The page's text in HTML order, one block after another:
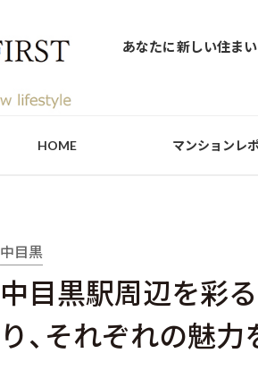
あなたに新しい住ま
HOME マンションレ
中目黒
中目黒駅周辺を彩
り、それぞれの魅力